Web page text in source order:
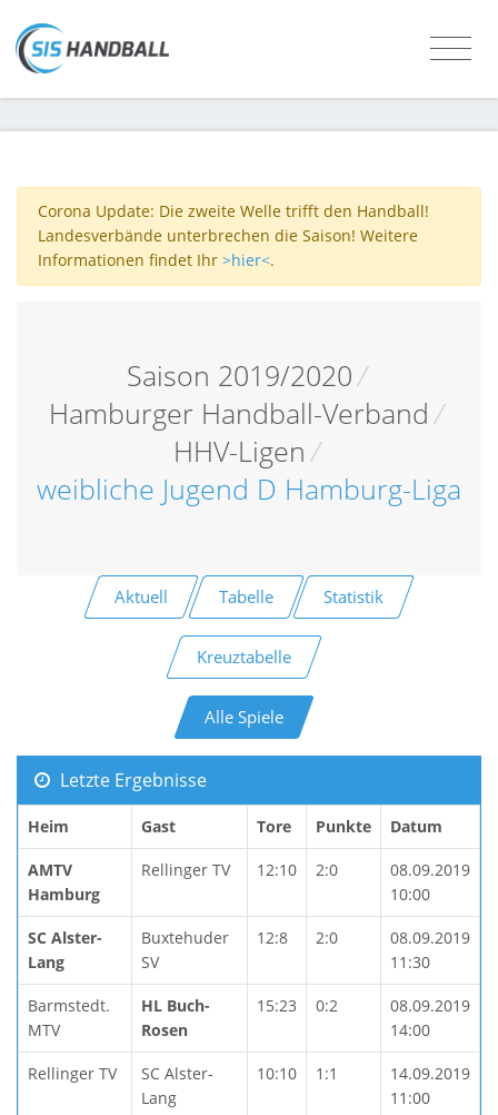
Corona Update: Die zweite Welle trifft den Handball!
Landesverbände unterbrechen die Saison! Weitere
Informationen findet Ihr >hier<.
Saison 2019/2020/
Hamburger Handball-Verband /
HHV-Ligen/
weibliche Jugend D Hamburg-Liga
Aktuell Tabelle Statistik
Kreuztabelle
Alle Spiele
Letzte Ergebnisse
Heim Gast Tore Punkte Datum
AMTV
Hamburg
Rellinger TV 12:10 2:0
08.09.2019
10:00
SC Alster-
Lang
Buxtehuder
SV
12:8 2:0
08.09.2019
11:30
Barmstedt.
MTV
HL Buch-
Rosen
15:23 0:2
08.09.2019
14:00
Rellinger TV
SC Alster-
Lang
10:10 1:1
14.09.2019
11:00